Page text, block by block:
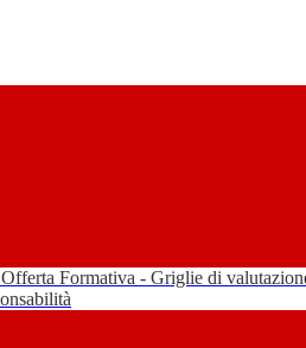
Formativa - Griglie di